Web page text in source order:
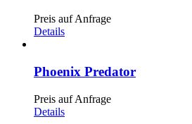
Preis auf Anfrage
Details
Phoenix Predator
Preis auf Anfrage
Details